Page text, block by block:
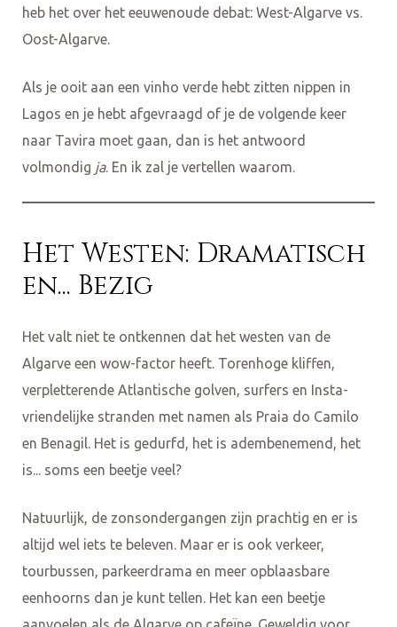
heb het over het eeuwenoude debat: West-Algarve vs.
Oost-Algarve.
Als je ooit aan een vinho verde hebt zitten nippen in
Lagos en je hebt afgevraagd of je de volgende keer
naar Tavira moet gaan, dan is het antwoord
volmondig ja. En ik zal je vertellen waarom.
Het Westen: Dramatisch
en... Bezig
Het valt niet te ontkennen dat het westen van de
Algarve een wow-factor heeft. Torenhoge kliffen,
verpletterende Atlantische golven, surfers en Insta-
vriendelijke stranden met namen als Praia do Camilo
en Benagil. Het is gedurfd, het is adembenemend, het
is... soms een beetje veel?
Natuurlijk, de zonsondergangen zijn prachtig en er is
altijd wel iets te beleven. Maar er is ook verkeer,
tourbussen, parkeerdrama en meer opblaasbare
eenhoorns dan je kunt tellen. Het kan een beetje